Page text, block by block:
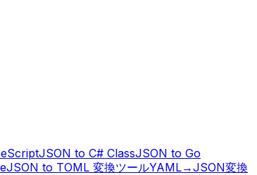
JSON to C# ClassJSON to Go
JSON to TOML 変換ツールYAML→JSON変換